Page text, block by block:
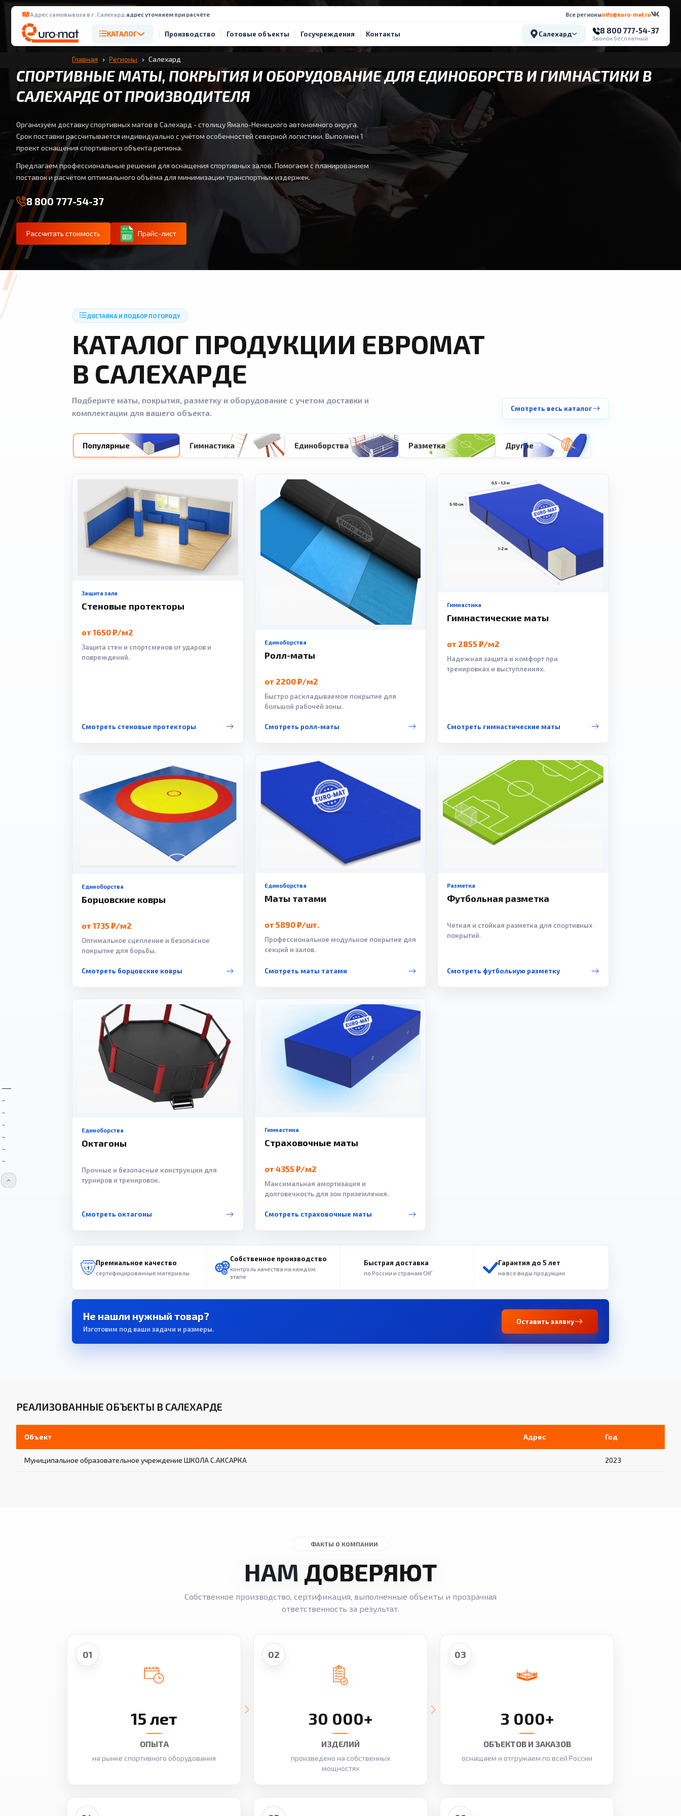
Адрес самовывоза в г. Салехард:адрес уточняем при расчёте Все регионыinfo@euro-mat.ru
КАТАЛОГ Производство Готовые объекты Госучреждения Контакты Салехард 8 800 777-54-37
Звонок бесплатный
Главная Регионы Салехард
СПОРТИВНЫЕ МАТЫ, ПОКРЫТИЯ И ОБОРУДОВАНИЕ ДЛЯ ЕДИНОБОРСТВ И ГИМНАСТИКИ В
САЛЕХАРДЕ ОТ ПРОИЗВОДИТЕЛЯ
Организуем доставку спортивных матов в Салехард - столицу Ямало-Ненецкого автономного округа.
Срок поставки рассчитывается индивидуально с учётом особенностей северной логистики. Выполнен 1
проект оснащения спортивного объекта региона.
Предлагаем профессиональные решения для оснащения спортивных залов. Помогаем с планированием
поставок и расчётом оптимального объёма для минимизации транспортных издержек.
8 800 777-54-37
Рассчитать стоимость Прайс-лист
ДОСТАВКА И ПОДБОР ПО ГОРОДУ
КАТАЛОГ ПРОДУКЦИИ ЕВРОМАТ
В САЛЕХАРДЕ
Подберите маты, покрытия, разметку и оборудование с учетом доставки и
комплектации для вашего объекта.
Смотреть весь каталог
Популярные Гимнастика Единоборства Разметка Другое
Защита зала
Стеновые протекторы
от 1650 ₽/м2
Защита стен и спортсменов от ударов и
повреждений.
Смотреть стеновые протекторы
Единоборства
Ролл-маты
от 2200 ₽/м2
Быстро раскладываемое покрытие для
большой рабочей зоны.
Смотреть ролл-маты
Гимнастика
Гимнастические маты
от 2855 ₽/м2
Надежная защита и комфорт при
тренировках и выступлениях.
Смотреть гимнастические маты
Единоборства
Борцовские ковры
от 1735 ₽/м2
Оптимальное сцепление и безопасное
покрытие для борьбы.
Смотреть борцовские ковры
Единоборства
Маты татами
от 5890 ₽/шт.
Профессиональное модульное покрытие для
секций и залов.
Смотреть маты татами
Разметка
Футбольная разметка
Четкая и стойкая разметка для спортивных
покрытий.
Смотреть футбольную разметку
Единоборства
Октагоны
Прочные и безопасные конструкции для
турниров и тренировок.
Смотреть октагоны
Гимнастика
Страховочные маты
от 4355 ₽/м2
Максимальная амортизация и
долговечность для зон приземления.
Смотреть страховочные маты
Премиальное качество
сертифицированные материалы
Собственное производство
контроль качества на каждом
этапе
Быстрая доставка
по России и странам СНГ
Гарантия до 5 лет
на все виды продукции
Не нашли нужный товар?
Изготовим под ваши задачи и размеры.
Оставить заявку
РЕАЛИЗОВАННЫЕ ОБЪЕКТЫ В САЛЕХАРДЕ
Объект Адрес Год
Муниципальное образовательное учреждение ШКОЛА С.АКСАРКА 2023
ФАКТЫ О КОМПАНИИ
НАМ ДОВЕРЯЮТ
Собственное производство, сертификация, выполненные объекты и прозрачная
ответственность за результат.
01
15 лет
ОПЫТА
на рынке спортивного оборудования
02
30 000+
ИЗДЕЛИЙ
произведено на собственных
мощностях
03
3 000+
ОБЪЕКТОВ И ЗАКАЗОВ
оснащаем и отгружаем по всей России